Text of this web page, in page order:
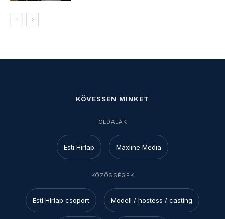
KÖVESSEN MINKET
OLDALAK
Esti Hírlap Maxline Media
KÖZÖSSÉGEK
Esti Hírlap csoport Modell / hostess / casting